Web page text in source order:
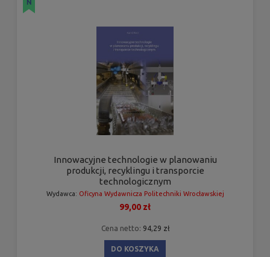
Innowacyjne technologie w planowaniu
produkcji, recyklingu i transporcie
technologicznym
Wydawca: Oficyna Wydawnicza Politechniki Wrocławskiej
99,00 zł
Cena netto: 94,29 zł
DO KOSZYKA